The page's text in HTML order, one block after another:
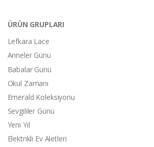
ÜRÜN GRUPLARI
Lefkara Lace
Anneler Günü
Babalar Günü
Okul Zamanı
Emerald Koleksiyonu
Sevgililer Günü
Yeni Yıl
Elektrikli Ev Aletleri